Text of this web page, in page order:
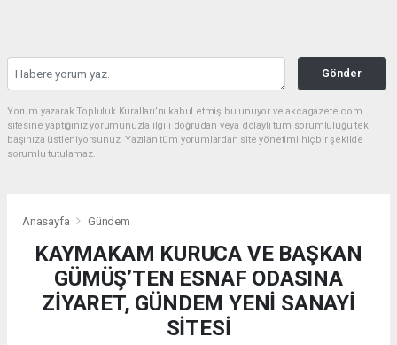
Gönder
Yorum yazarak Topluluk Kuralları’nı kabul etmiş bulunuyor ve akcagazete.com
sitesine yaptığınız yorumunuzla ilgili doğrudan veya dolaylı tüm sorumluluğu tek
başınıza üstleniyorsunuz. Yazılan tüm yorumlardan site yönetimi hiçbir şekilde
sorumlu tutulamaz.
Anasayfa Gündem
KAYMAKAM KURUCA VE BAŞKAN
GÜMÜŞ’TEN ESNAF ODASINA
ZİYARET, GÜNDEM YENİ SANAYİ
SİTESİ